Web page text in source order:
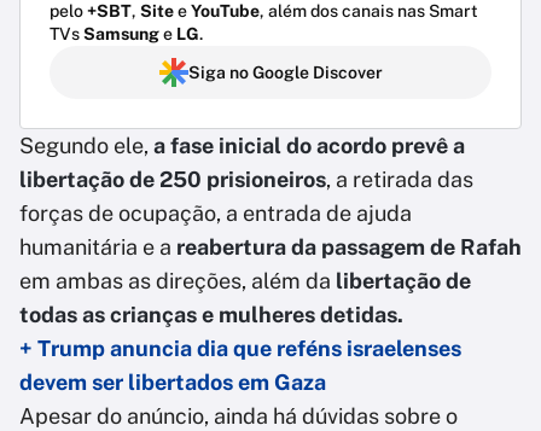
pelo+SBT, SiteeYouTube, além dos canais nas Smart
TVsSamsunge LG.
Siga no Google Discover
Segundo ele, a fase inicial do acordo prevê a
libertação de 250 prisioneiros, a retirada das
forças de ocupação, a entrada de ajuda
humanitária e a reabertura da passagem de Rafah
em ambas as direções, além da libertação de
todas as crianças e mulheres detidas.
+ Trump anuncia dia que reféns israelenses
devem ser libertados em Gaza
Apesar do anúncio, ainda há dúvidas sobre o